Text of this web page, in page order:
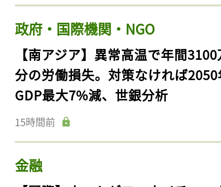
政府・国際機関・NGO
【南アジア】異常高温で年間
分の労働損失。対策なければ
GDP最大7%減、世銀分析
15時間前
金融